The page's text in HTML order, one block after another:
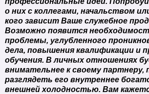
о них с коллегами, начальством
кого зависит Ваше служебное
Возможно появится
проблемы, углубленного
дела, повышения квалификации и
обучения. В личных отношениях
внимательнее к своему партнеру,
разглядеть его внутреннее
внешней холодностью. Вам